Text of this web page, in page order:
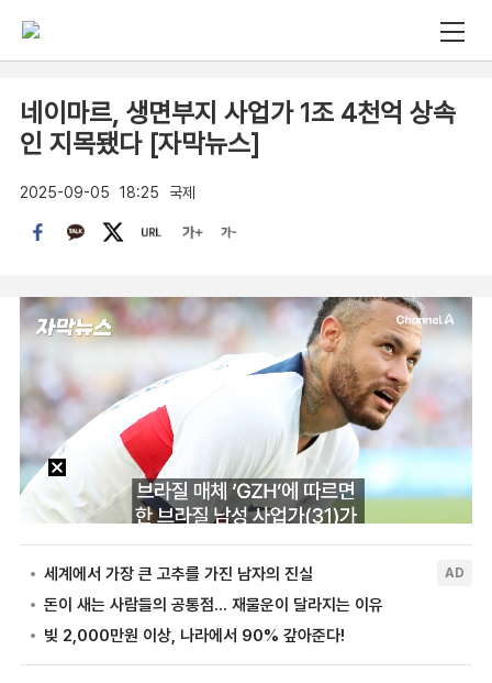
네이마르, 생면부지 사업가 1조 4천억 상속
인 지목됐다 [자막뉴스]
2025-09-05 18:25 국제